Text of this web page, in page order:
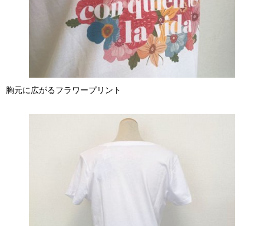
胸元に広がるフラワープリント